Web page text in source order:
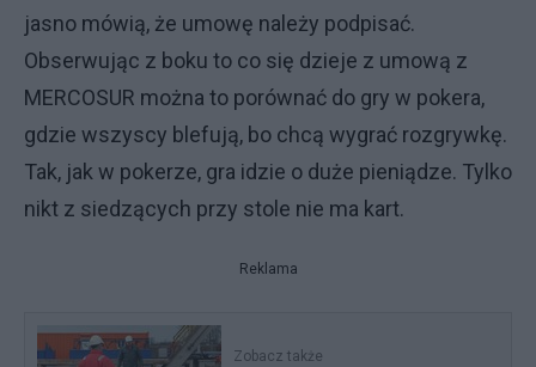
jasno mówią, że umowę należy podpisać.
Obserwując z boku to co się dzieje z umową z
MERCOSUR można to porównać do gry w pokera,
gdzie wszyscy blefują, bo chcą wygrać rozgrywkę.
Tak, jak w pokerze, gra idzie o duże pieniądze. Tylko
nikt z siedzących przy stole nie ma kart.
Reklama
Zobacz także